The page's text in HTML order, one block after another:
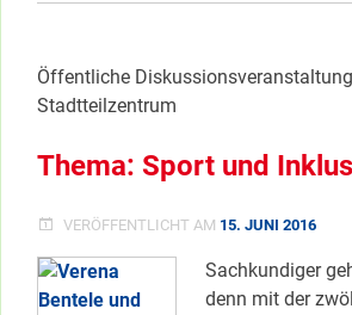
Öffentliche
Stadtteilzentrum
Thema: Sport und
VERÖFFENTLICHT AM 15. JUNI 2016
Sachkundiger
denn mit der